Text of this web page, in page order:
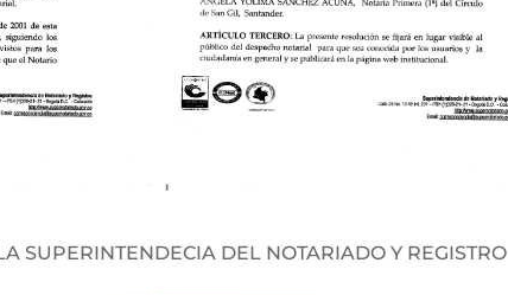
SUPERINTENDECIA DEL NOTARIADO Y REGISTRO